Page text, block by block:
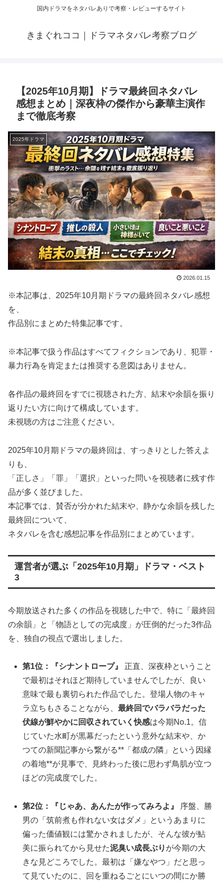
国内ドラマをネタバレありで考察・レビューするサイト
きまぐれココ｜ドラマネタバレ考察ブログ
【2025年10月期】ドラマ最終回ネタバレ
感想まとめ｜深夜枠の傑作から豪華主演作
まで徹底考察
2025年ドラマ
2026.01.15
※本記事は、2025年10月期ドラマの最終回ネタバレ感想
を、
作品別にまとめた特集記事です。
※本記事で扱う作品はすべてフィクションであり、犯罪・
暴力行為を肯定または推奨する意図はありません。
各作品の最終回をすでに視聴された方、結末や余韻を振り
返りたい方に向けて構成しています。
未視聴の方はご注意ください。
2025年10月期ドラマの最終回は、すっきりとした答えよ
りも、
「正しさ」「罪」「選択」といった問いを視聴者に残す作
品が多く並びました。
本記事では、賛否が分かれた結末や、静かな余韻を残した
最終回について、
ネタバレを含む感想記事を作品別にまとめています。
運営者が選ぶ「2025年10月期」ドラマ・ベスト
3
今期放送された多くの作品を視聴した中で、特に「最終回
の余韻」と「物語としての完成度」が圧倒的だった3作品
を、独自の視点で選出しました。
第1位：『シナントロープ』
正直、深夜枠ということ
で最初はそれほど期待していませんでしたが、良い
意味で最も裏切られた作品でした。登場人物のキャ
ラ立ちもさることながら、最終回でバラバラだった
伏線が鮮やかに回収されていく快感は今期No.1。信
じていた水町が黒幕だったという意外な結末や、か
つての新聞記事から繋がる**「都成の隣」という因縁
の着地**が見事で、見終わった後に思わず鳥肌が立つ
ほどの完成度でした。
第2位：『じゃあ、あんたが作ってみろよ』
序盤、勝
男の「筑前煮も作れない女はダメ」というあまりに
偏った価値観には驚かされましたが、そんな彼が鮎
美に振られてから見せた泥臭い成長ぶり が今期の大
きな見どころでした。最初は「嫌なやつ」だと思っ
て見ていたのに、回を重ねるごとにいつの間にか勝